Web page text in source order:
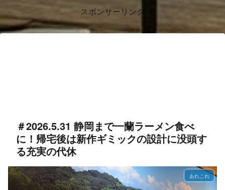
スポンサーリンク
＃2026.5.31 静岡まで一蘭ラーメン食べ
に！帰宅後は新作ギミックの設計に没頭す
る充実の代休
あれこれ